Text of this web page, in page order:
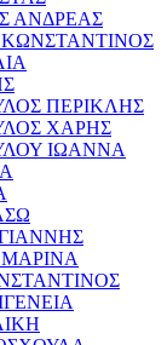
ΑΝΔΡΕΑΣ
ΠΕΡΙΚΛΗΣ
ΧΑΡΗΣ
ΙΩΑΝΝΑ